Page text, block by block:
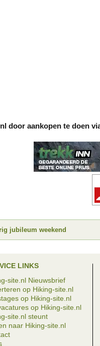
door aankopen te doen
jubileum weekend
LINKS
site.nl Nieuwsbrief
op Hiking-site.nl
op Hiking-site.nl
op Hiking-site.nl
site.nl steunt
naar Hiking-site.nl